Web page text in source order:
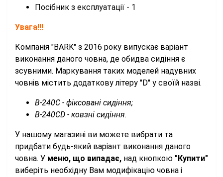
Посібник з експлуатації - 1
Увага!!!
Компанія "BARK" з 2016 року випускає варіант
виконання даного човна, де обидва сидіння є
зсувними. Маркування таких моделей надувних
човнів містить додаткову літеру "D" у своїй назві.
B-240C - фіксовані сидіння;
B-240CD - ковзні сидіння.
У нашому магазині ви можете вибрати та
придбати будь-який варіант виконання даного
човна. У меню, що випадає, над кнопкою "Купити"
виберіть необхідну Вам модифікацію човна і